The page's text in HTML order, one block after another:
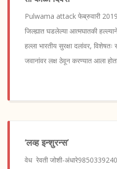
Pulwama attack फेब्रुवारी 2019
जिल्ह्यात घडलेल्या आत्मघातकी
हल्ला भारतीय सुरक्षा दलांवर, विशेषतः
जवानांवर लक्ष ठेवून करण्यात आला
‘लव्ह इन्शुरन्स’
वेध रेवती जोशी-